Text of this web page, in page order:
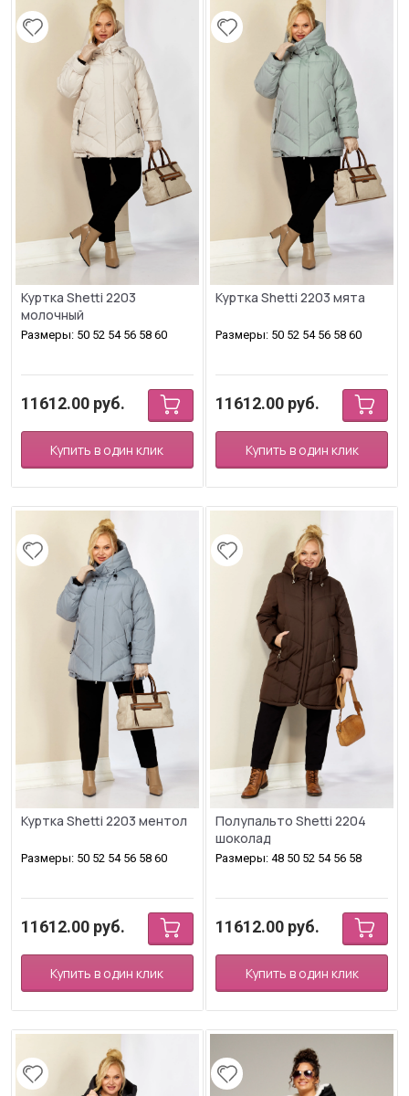
Куртка Shetti 2203
молочный
Размеры: 50 52 54 56 58 60
11612.00 руб.
Купить в один клик
Куртка Shetti 2203 мята
Размеры: 50 52 54 56 58 60
11612.00 руб.
Купить в один клик
Куртка Shetti 2203 ментол
Размеры: 50 52 54 56 58 60
11612.00 руб.
Купить в один клик
Полупальто Shetti 2204
шоколад
Размеры: 48 50 52 54 56 58
11612.00 руб.
Купить в один клик